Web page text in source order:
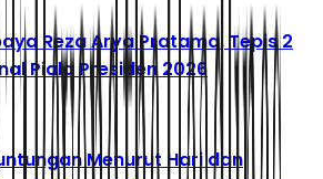
Reza Arya Pratama, Tepis 2
Piala Presiden 2026
Menurut Hari dan